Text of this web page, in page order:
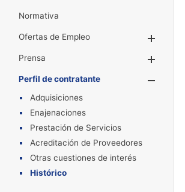
Normativa
Ofertas de Empleo
Prensa
Perfil de contratante
Adquisiciones
Enajenaciones
Prestación de Servicios
Acreditación de Proveedores
Otras cuestiones de interés
Histórico